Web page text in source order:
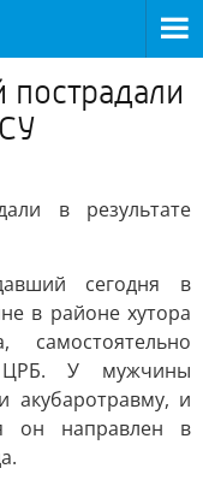
в результате
сегодня в
в районе хутора
самостоятельно
ЦРБ. У мужчины
акубаротравму, и
он направлен в